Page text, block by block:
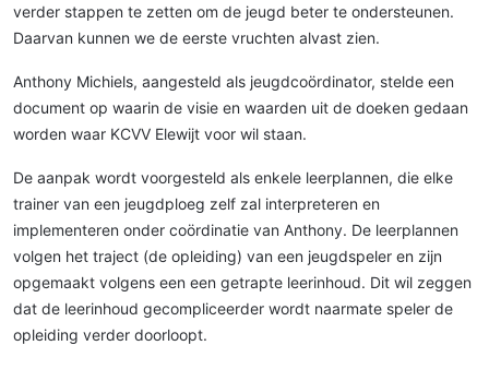
verder stappen te zetten om de jeugd beter te ondersteunen.
Daarvan kunnen we de eerste vruchten alvast zien.
Anthony Michiels, aangesteld als jeugdcoördinator, stelde een
document op waarin de visie en waarden uit de doeken gedaan
worden waar KCVV Elewijt voor wil staan.
De aanpak wordt voorgesteld als enkele leerplannen, die elke
trainer van een jeugdploeg zelf zal interpreteren en
implementeren onder coördinatie van Anthony. De leerplannen
volgen het traject (de opleiding) van een jeugdspeler en zijn
opgemaakt volgens een een getrapte leerinhoud. Dit wil zeggen
dat de leerinhoud gecompliceerder wordt naarmate speler de
opleiding verder doorloopt.